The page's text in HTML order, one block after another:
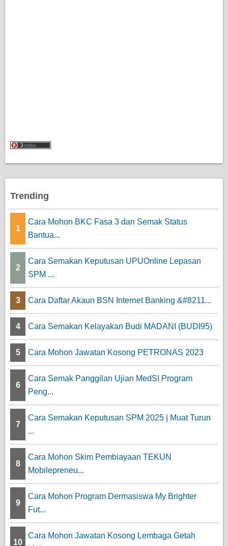
Trending
1
Cara Mohon BKC Fasa 3 dan Semak Status
Bantua...
2
Cara Semakan Keputusan UPUOnline Lepasan
SPM ...
3 Cara Daftar Akaun BSN Internet Banking &#8211...
4 Cara Semakan Kelayakan Budi MADANI (BUDI95)
5 Cara Mohon Jawatan Kosong PETRONAS 2023
6
Cara Semak Panggilan Ujian MedSI Program
Peng...
7
Cara Semakan Keputusan SPM 2025 | Muat Turun
...
8
Cara Mohon Skim Pembiayaan TEKUN
Mobilepreneu...
9
Cara Mohon Program Dermasiswa My Brighter
Fut...
10
Cara Mohon Jawatan Kosong Lembaga Getah